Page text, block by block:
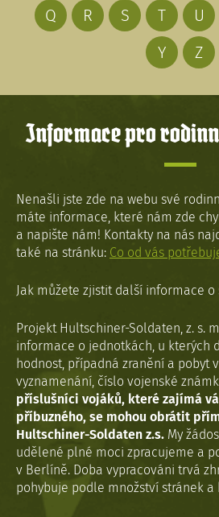
Q
R S T U
Y
Z
Informace pro
Nenašli jste zde na webu své
máte informace, které nám zde
a napište nám! Kontakty na nás
také na stránku: Co od vás
Jak můžete zjistit další informace o
Projekt Hultschiner-Soldaten, z. s.
informace o jednotkách, u kterých
hodnost, případná zranění a pobyt
vyznamenání, číslo vojenské
příslušníci vojáků, které zajímá
příbuzného, se mohou obrátit
Hultschiner-Soldaten z.s. My
udělené plné moci zpracujeme a
v Berlíně. Doba vypracováni trvá
pohybuje podle množství stránek a